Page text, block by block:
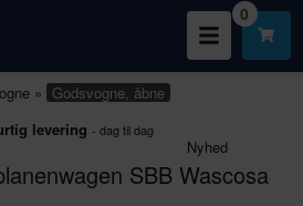
0
» Godsvogne, åbne
levering - dag til dag
Nyhed
SBB Wascosa